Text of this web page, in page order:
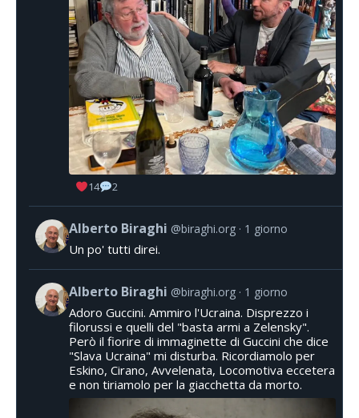
14 2
Alberto Biraghi @biraghi.org 1 giorno
Un po' tutti direi.
Alberto Biraghi @biraghi.org 1 giorno
Adoro Guccini. Ammiro l'Ucraina. Disprezzo i
filorussi e quelli del "basta armi a Zelensky".
Però il fiorire di immaginette di Guccini che dice
"Slava Ucraina" mi disturba. Ricordiamolo per
Eskino, Cirano, Avvelenata, Locomotiva eccetera
e non tiriamolo per la giacchetta da morto.